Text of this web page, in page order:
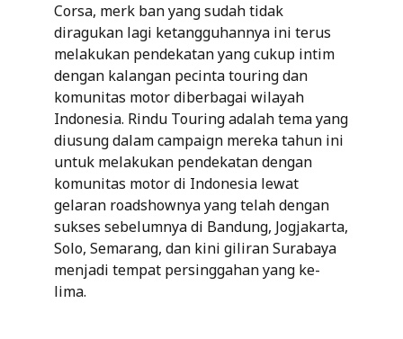
Corsa, merk ban yang sudah tidak
diragukan lagi ketangguhannya ini terus
melakukan pendekatan yang cukup intim
dengan kalangan pecinta touring dan
komunitas motor diberbagai wilayah
Indonesia. Rindu Touring adalah tema yang
diusung dalam campaign mereka tahun ini
untuk melakukan pendekatan dengan
komunitas motor di Indonesia lewat
gelaran roadshownya yang telah dengan
sukses sebelumnya di Bandung, Jogjakarta,
Solo, Semarang, dan kini giliran Surabaya
menjadi tempat persinggahan yang ke-
lima.